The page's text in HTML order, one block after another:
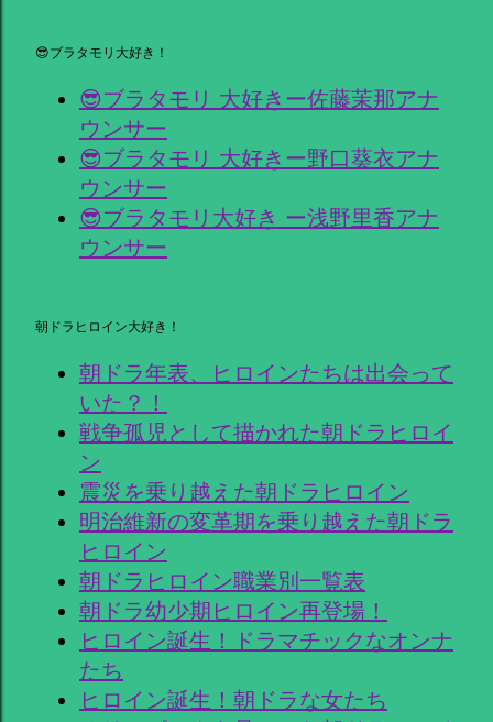
😎ブラタモリ大好き！
😎ブラタモリ 大好きー佐藤茉那アナ
ウンサー
😎ブラタモリ 大好きー野口葵衣アナ
ウンサー
😎ブラタモリ大好き ー浅野里香アナ
ウンサー
朝ドラヒロイン大好き！
朝ドラ年表、ヒロインたちは出会って
いた？！
戦争孤児として描かれた朝ドラヒロイ
ン
震災を乗り越えた朝ドラヒロイン
明治維新の変革期を乗り越えた朝ドラ
ヒロイン
朝ドラヒロイン職業別一覧表
朝ドラ幼少期ヒロイン再登場！
ヒロイン誕生！ドラマチックなオンナ
たち
ヒロイン誕生！朝ドラな女たち